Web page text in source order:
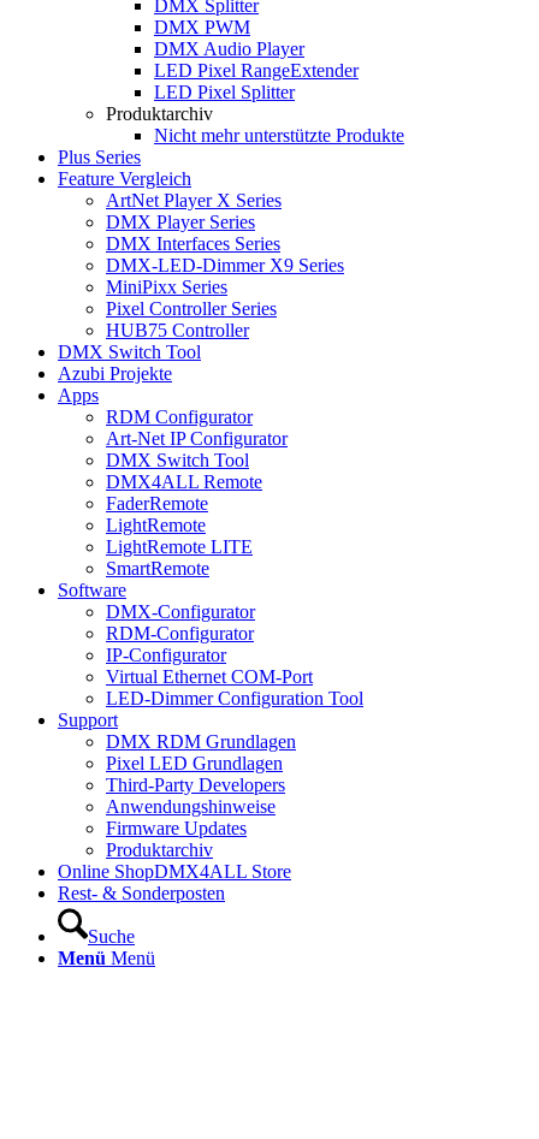
DMX Splitter
DMX PWM
DMX Audio Player
LED Pixel RangeExtender
LED Pixel Splitter
Produktarchiv
Nicht mehr unterstützte Produkte
Plus Series
Feature Vergleich
ArtNet Player X Series
DMX Player Series
DMX Interfaces Series
DMX-LED-Dimmer X9 Series
MiniPixx Series
Pixel Controller Series
HUB75 Controller
DMX Switch Tool
Azubi Projekte
Apps
RDM Configurator
Art-Net IP Configurator
DMX Switch Tool
DMX4ALL Remote
FaderRemote
LightRemote
LightRemote LITE
SmartRemote
Software
DMX-Configurator
RDM-Configurator
IP-Configurator
Virtual Ethernet COM-Port
LED-Dimmer Configuration Tool
Support
DMX RDM Grundlagen
Pixel LED Grundlagen
Third-Party Developers
Anwendungshinweise
Firmware Updates
Produktarchiv
Online ShopDMX4ALL Store
Rest- & Sonderposten
Suche
Menü Menü